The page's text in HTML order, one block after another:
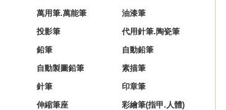
萬用筆.萬能筆
油漆筆
投影筆
代用針筆.陶瓷筆
鉛筆
自動鉛筆
自動製圖鉛筆
素描筆
針筆
印章筆
伸縮筆座
彩繪筆(指甲.人體)